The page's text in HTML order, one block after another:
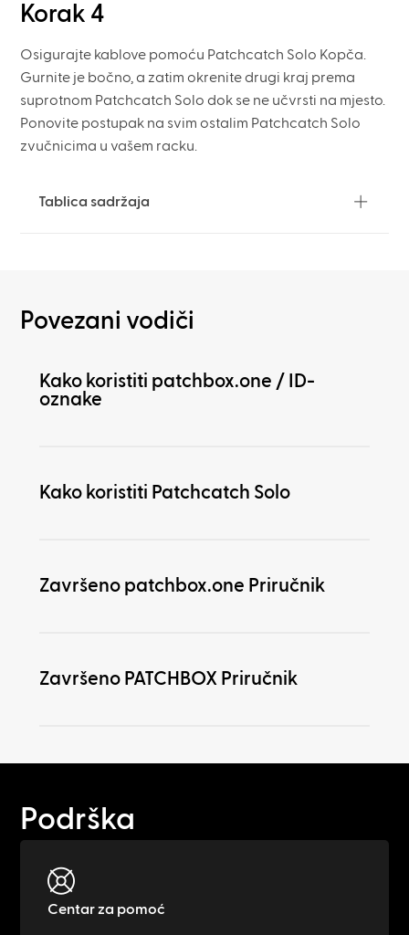
Korak 4
Osigurajte kablove pomoću Patchcatch Solo Kopča.
Gurnite je bočno, a zatim okrenite drugi kraj prema
suprotnom Patchcatch Solo dok se ne učvrsti na mjesto.
Ponovite postupak na svim ostalim Patchcatch Solo
zvučnicima u vašem racku.
Tablica sadržaja
Povezani vodiči
Kako koristiti patchbox.one / ID-
oznake
Kako koristiti Patchcatch Solo
Završeno patchbox.one Priručnik
Završeno PATCHBOX Priručnik
Podrška
Centar za pomoć